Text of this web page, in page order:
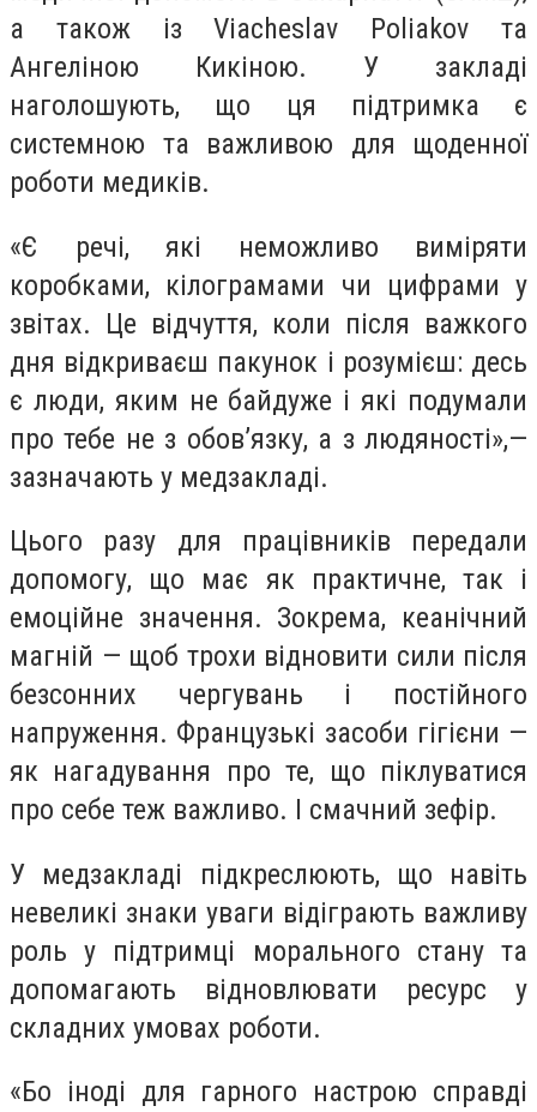
а також із Viacheslav Poliakov та
Ангеліною Кикіною. У закладі
наголошують, що ця підтримка є
системною та важливою для щоденної
роботи медиків.
«Є речі, які неможливо виміряти
коробками, кілограмами чи цифрами у
звітах. Це відчуття, коли після важкого
дня відкриваєш пакунок і розумієш: десь
є люди, яким не байдуже і які подумали
про тебе не з обов’язку, а з людяності»,—
зазначають у медзакладі.
Цього разу для працівників передали
допомогу, що має як практичне, так і
емоційне значення. Зокрема, кеанічний
магній — щоб трохи відновити сили після
безсонних чергувань і постійного
напруження. Французькі засоби гігієни —
як нагадування про те, що піклуватися
про себе теж важливо. І смачний зефір.
У медзакладі підкреслюють, що навіть
невеликі знаки уваги відіграють важливу
роль у підтримці морального стану та
допомагають відновлювати ресурс у
складних умовах роботи.
«Бо іноді для гарного настрою справді